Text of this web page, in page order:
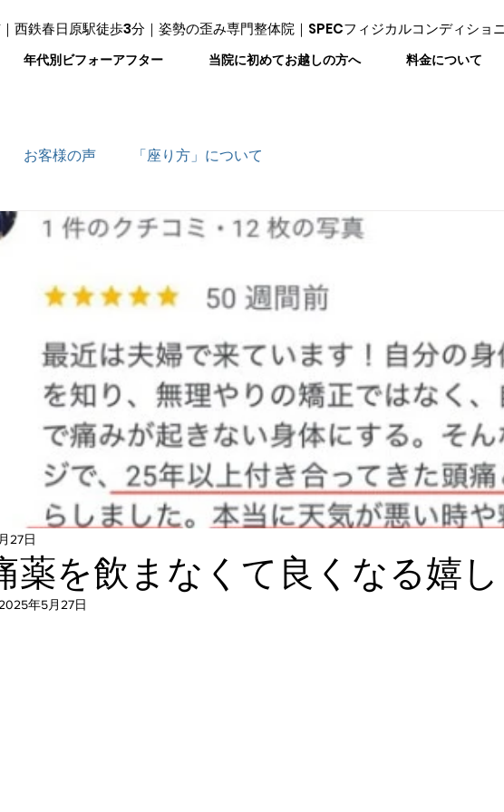
西鉄春日原駅徒歩3分｜姿勢の歪み専門整体院｜SPECフィジカルコンディショ
年代別ビフォーアフター 当院に初めてお越しの方へ 料金について
お客様の声 「座り方」について
薬を飲まなくて良くなる嬉
27日
2025年5月27日